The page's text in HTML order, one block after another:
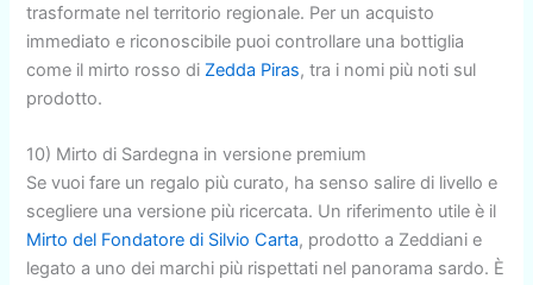
trasformate nel territorio regionale. Per un acquisto
immediato e riconoscibile puoi controllare una bottiglia
come il mirto rosso di Zedda Piras, tra i nomi più noti sul
prodotto.
10) Mirto di Sardegna in versione premium
Se vuoi fare un regalo più curato, ha senso salire di livello e
scegliere una versione più ricercata. Un riferimento utile è il
Mirto del Fondatore di Silvio Carta, prodotto a Zeddiani e
legato a uno dei marchi più rispettati nel panorama sardo. È